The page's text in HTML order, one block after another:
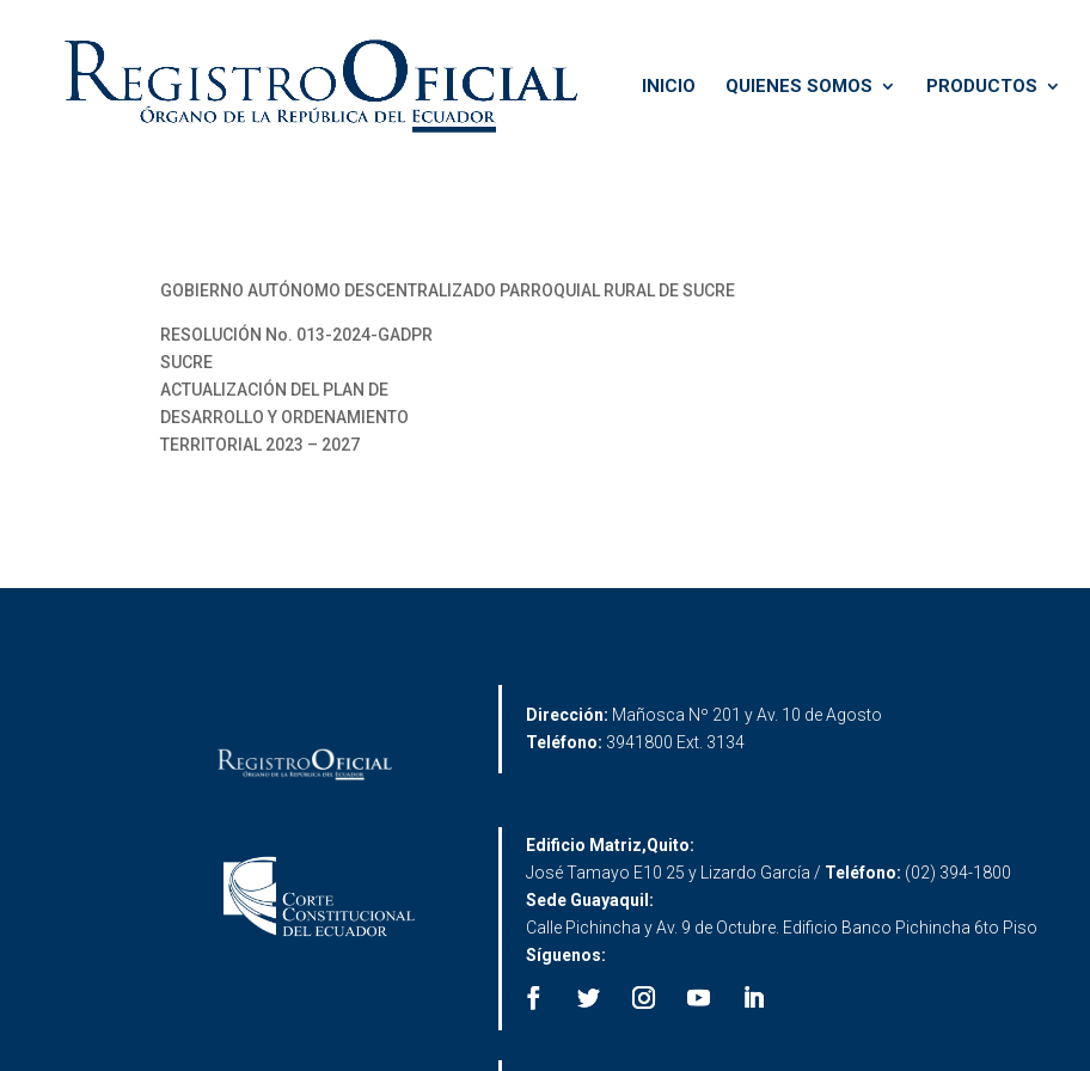
INICIO QUIENES SOMOS PRODUCTOS
GOBIERNO AUTÓNOMO DESCENTRALIZADO PARROQUIAL RURAL DE SUCRE
RESOLUCIÓN No. 013-2024-GADPR
SUCRE
ACTUALIZACIÓN DEL PLAN DE
DESARROLLO Y ORDENAMIENTO
TERRITORIAL 2023 – 2027
Dirección: Mañosca Nº 201 y Av. 10 de Agosto
Teléfono: 3941800 Ext. 3134
Edificio Matriz,Quito:
José Tamayo E10 25 y Lizardo García / Teléfono: (02) 394-1800
Sede Guayaquil:
Calle Pichincha y Av. 9 de Octubre. Edificio Banco Pichincha 6to Piso
Síguenos: